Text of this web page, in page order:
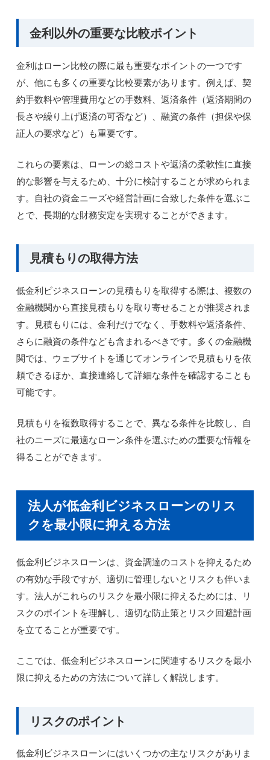
金利以外の重要な比較ポイント
金利はローン比較の際に最も重要なポイントの一つです
が、他にも多くの重要な比較要素があります。例えば、契
約手数料や管理費用などの手数料、返済条件（返済期間の
長さや繰り上げ返済の可否など）、融資の条件（担保や保
証人の要求など）も重要です。
これらの要素は、ローンの総コストや返済の柔軟性に直接
的な影響を与えるため、十分に検討することが求められま
す。自社の資金ニーズや経営計画に合致した条件を選ぶこ
とで、長期的な財務安定を実現することができます。
見積もりの取得方法
低金利ビジネスローンの見積もりを取得する際は、複数の
金融機関から直接見積もりを取り寄せることが推奨されま
す。見積もりには、金利だけでなく、手数料や返済条件、
さらに融資の条件なども含まれるべきです。多くの金融機
関では、ウェブサイトを通じてオンラインで見積もりを依
頼できるほか、直接連絡して詳細な条件を確認することも
可能です。
見積もりを複数取得することで、異なる条件を比較し、自
社のニーズに最適なローン条件を選ぶための重要な情報を
得ることができます。
法人が低金利ビジネスローンのリス
クを最小限に抑える方法
低金利ビジネスローンは、資金調達のコストを抑えるため
の有効な手段ですが、適切に管理しないとリスクも伴いま
す。法人がこれらのリスクを最小限に抑えるためには、リ
スクのポイントを理解し、適切な防止策とリスク回避計画
を立てることが重要です。
ここでは、低金利ビジネスローンに関連するリスクを最小
限に抑えるための方法について詳しく解説します。
リスクのポイント
低金利ビジネスローンにはいくつかの主なリスクがありま